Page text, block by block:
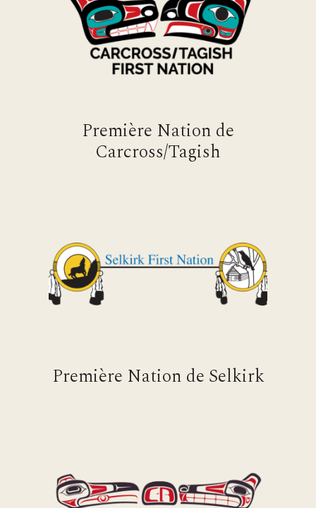
Première Nation de
Carcross/Tagish
Première Nation de Selkirk